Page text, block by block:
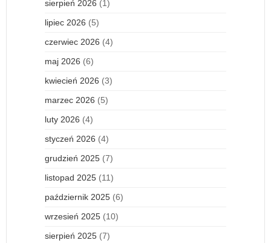
sierpień 2026 (1)
lipiec 2026 (5)
czerwiec 2026 (4)
maj 2026 (6)
kwiecień 2026 (3)
marzec 2026 (5)
luty 2026 (4)
styczeń 2026 (4)
grudzień 2025 (7)
listopad 2025 (11)
październik 2025 (6)
wrzesień 2025 (10)
sierpień 2025 (7)